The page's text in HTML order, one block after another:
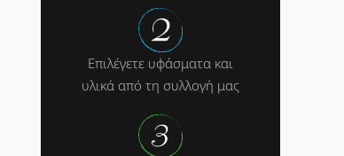
Επιλέγετε υφάσματα και
υλικά από τη συλλογή μας